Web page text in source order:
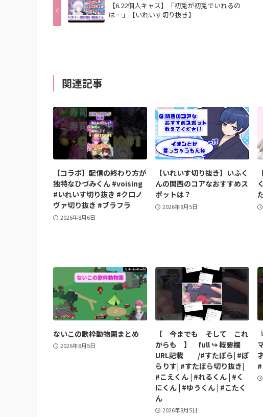
【6.22個人キャス】「初兎が初兎でいれるの
は…」【いれいす切り抜き】
関連記事
【コラボ】配信の終わり方が
独特なひづみくん #voising
#いれいす切り抜き #クロノ
ヴァ切り抜き #ブラフラ
2026年8月6日
【いれいす切り抜き】いふく
んの関西のコアなおすすめス
ポットは？
2026年8月5日
ないこの歌枠動物園まとめ
2026年8月5日
【 今までも そして これ
からも 】 full ↪︎ 概要欄
URL記載 /#すたぽら| #ぽ
らりす| #すたぽら切り抜き|
#こえくん | #れるくん | #く
にくん | #ゆうくん | #こたく
ん
2026年8月5日